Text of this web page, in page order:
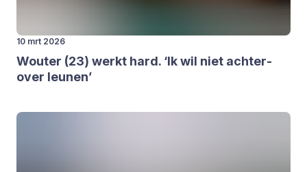
10 mrt 2026
Wou­ter (23) werkt hard. ‘Ik wil niet ach­ter­
over leu­nen’